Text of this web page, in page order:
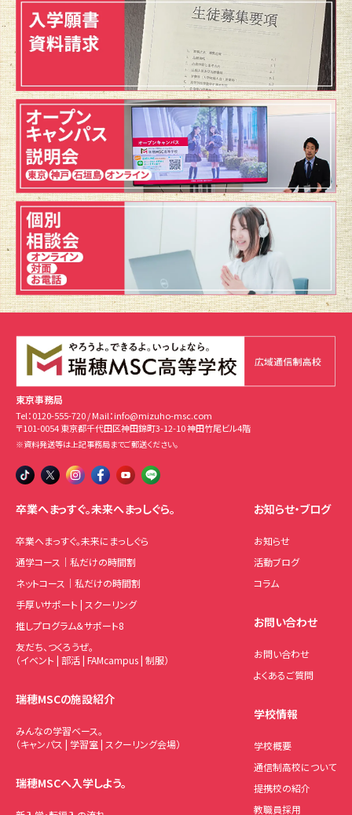
東京事務局
Tel：0120-555-720/ Mail：info@mizuho-msc.com
〒101-0054 東京都千代田区神田錦町3-12-10 神田竹尾ビル4階
※資料発送等は上記事務局までご郵送ください。
卒業へまっすぐ。未来へまっしぐら。
卒業へまっすぐ。未来にまっしぐら
通学コース｜私だけの時間割
ネットコース｜私だけの時間割
手厚いサポート | スクーリング
推しプログラム＆サポート8
友だち、つくろうぜ。
（イベント | 部活 | FAMcampus | 制服）
瑞穂MSCの施設紹介
みんなの学習ベース。
（キャンパス | 学習室 | スクーリング会場）
瑞穂MSCへ入学しよう。
お知らせ・ブログ
お知らせ
活動ブログ
コラム
お問い合わせ
お問い合わせ
よくあるご質問
学校情報
学校概要
通信制高校について
提携校の紹介
教職員採用